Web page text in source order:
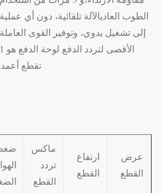
الطوب العاديالآلة تلقائية، دون أي
إلى تشغيل يدوي، وتوفير القوى
تقطع
عرض
القطع
ارتفاع
القطع
ماكس
تردد
القطع